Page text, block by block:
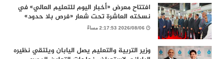
افتتاح معرض «أخبار اليوم للتعليم العالي» في
نسخته العاشرة تحت شعار «فرص بلا حدود»
2026/08/06 2:17:53 مساءً
وزير التربية والتعليم يصل اليابان ويلتقي نظيره